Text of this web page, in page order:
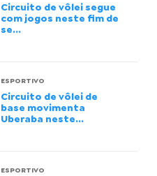
Circuito de vôlei segue
com jogos neste fim de
se...
ESPORTIVO
Circuito de vôlei de
base movimenta
Uberaba neste...
ESPORTIVO